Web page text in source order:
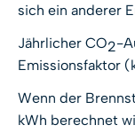
sich ein anderer
Jährlicher CO2-
Emissionsfaktor
Wenn der
kWh berechnet